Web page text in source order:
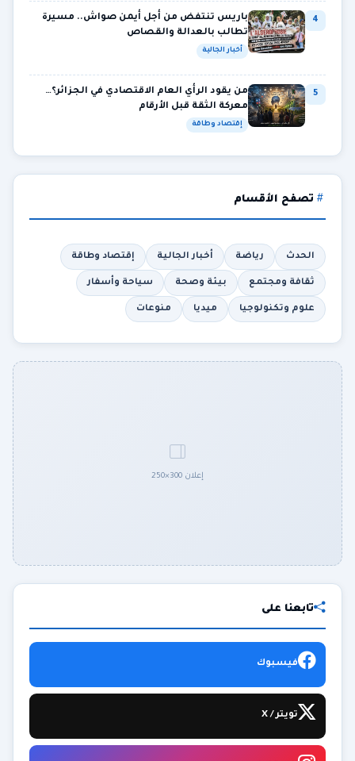
4
باريس تنتفض من أجل أيمن صواش.. مسيرة
تطالب بالعدالة والقصاص
أخبار الجالية
5
من يقود الرأي العام الاقتصادي في الجزائر؟…
معركة الثقة قبل الأرقام
إقتصاد وطاقة
تصفح الأقسام
الحدث رياضة أخبار الجالية إقتصاد وطاقة
ثقافة ومجتمع بيئة وصحة سياحة وأسفار
علوم وتكنولوجيا ميديا منوعات
إعلان 300×250
تابعنا على
فيسبوك
تويتر / X